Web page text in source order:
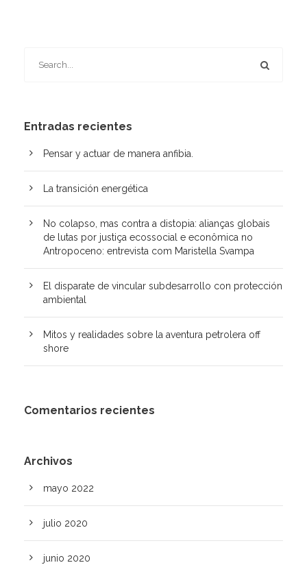
Entradas recientes
Pensar y actuar de manera anfibia.
La transición energética
No colapso, mas contra a distopia: alianças globais
de lutas por justiça ecossocial e econômica no
Antropoceno: entrevista com Maristella Svampa
El disparate de vincular subdesarrollo con protección
ambiental
Mitos y realidades sobre la aventura petrolera off
shore
Comentarios recientes
Archivos
mayo 2022
julio 2020
junio 2020